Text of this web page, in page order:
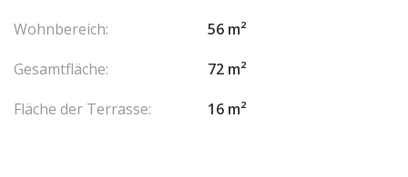
Wohnbereich:
56 m²
Gesamtfläche:
72 m²
Fläche der Terrasse:
16 m²